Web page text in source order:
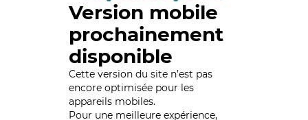
Version mobile
prochainement
disponible
Cette version du site n’est pas
encore optimisée pour les
appareils mobiles.
Pour une meilleure expérience,